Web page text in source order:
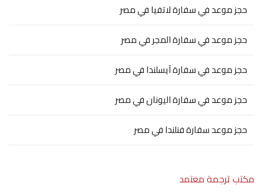
حجز موعد في سفارة لاتفيا في مصر
حجز موعد في سفارة المجر في مصر
حجز موعد في سفارة آيسلندا في مصر
حجز موعد في سفارة اليونان في مصر
حجز موعد سفارة فنلندا في مصر
مكتب ترجمة معتمد